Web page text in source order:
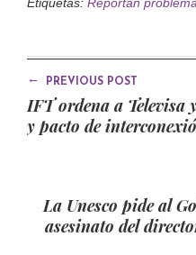
← PREVIOUS POST
IFT ordena a
y pacto de
La Unesco pide al
asesinato del